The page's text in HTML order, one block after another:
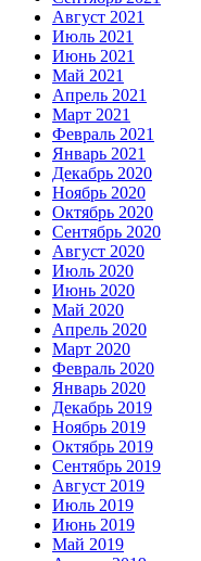
Август 2021
Июль 2021
Июнь 2021
Май 2021
Апрель 2021
Март 2021
Февраль 2021
Январь 2021
Декабрь 2020
Ноябрь 2020
Октябрь 2020
Сентябрь 2020
Август 2020
Июль 2020
Июнь 2020
Май 2020
Апрель 2020
Март 2020
Февраль 2020
Январь 2020
Декабрь 2019
Ноябрь 2019
Октябрь 2019
Сентябрь 2019
Август 2019
Июль 2019
Июнь 2019
Май 2019